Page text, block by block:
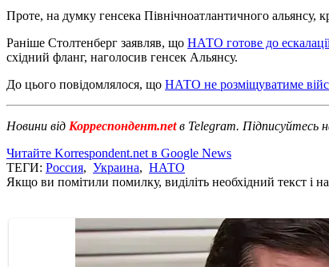
Проте, на думку генсека Північноатлантичного
Раніше Столтенберг заявляв, що НАТО готове до
східний фланг, наголосив генсек Альянсу.
До цього повідомлялося, що НАТО не розміщуватиме
Новини від Корреспондент.netв Telegram. Підписуйтесь
Читайте Korrespondent.net в Google News
ТЕГИ: Россия, Украина, НАТО
Якщо ви помітили помилку, виділіть необхідний текст і